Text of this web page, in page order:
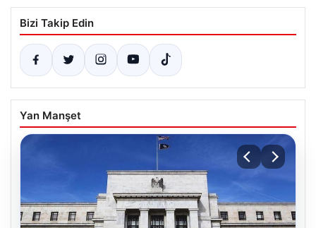
Bizi Takip Edin
Yan Manşet